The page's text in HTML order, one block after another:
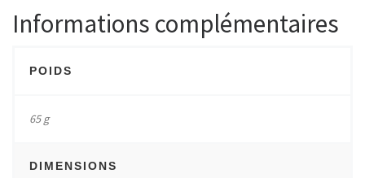
Informations complémentaires
POIDS
65 g
DIMENSIONS